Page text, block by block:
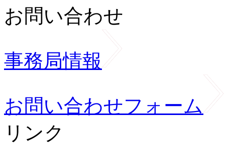
お問い合わせ
事務局情報
お問い合わせフォーム
リンク